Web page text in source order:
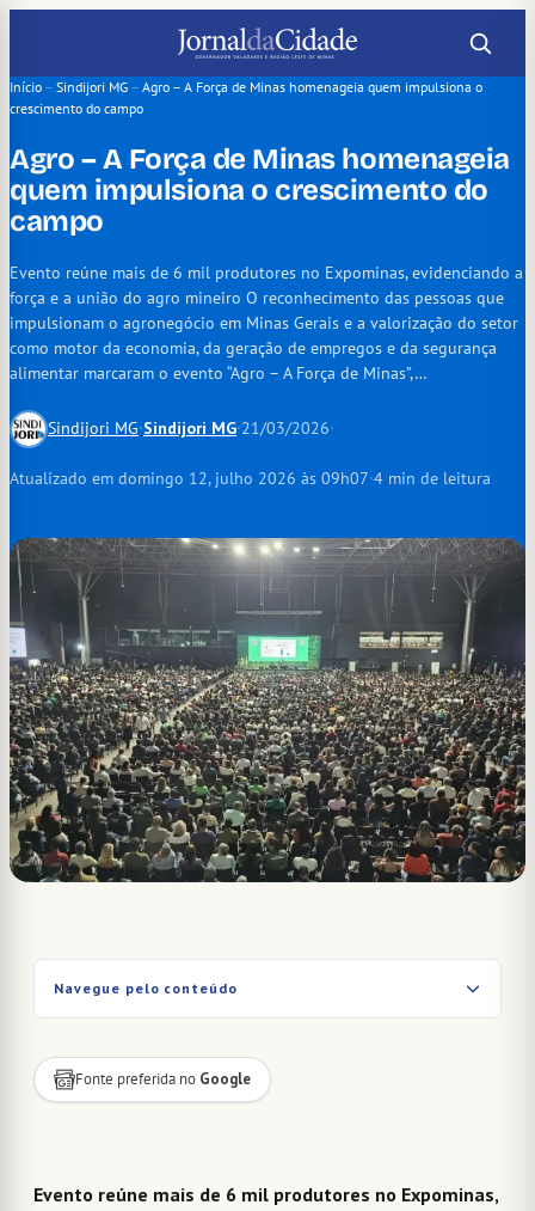
o
conteúdo
Início – Sindijori MG – Agro – A Força de Minas homenageia quem impulsiona o
crescimento do campo
Agro – A Força de Minas homenageia
quem impulsiona o crescimento do
campo
Evento reúne mais de 6 mil produtores no Expominas, evidenciando a
força e a união do agro mineiro O reconhecimento das pessoas que
impulsionam o agronegócio em Minas Gerais e a valorização do setor
como motor da economia, da geração de empregos e da segurança
alimentar marcaram o evento “Agro – A Força de Minas”,…
Sindijori MG·Sindijori MG·21/03/2026·
Atualizado em domingo 12, julho 2026 às 09h07·4 min de leitura
Navegue pelo conteúdo
Fonte preferida no Google
Evento reúne mais de 6 mil produtores no Expominas,